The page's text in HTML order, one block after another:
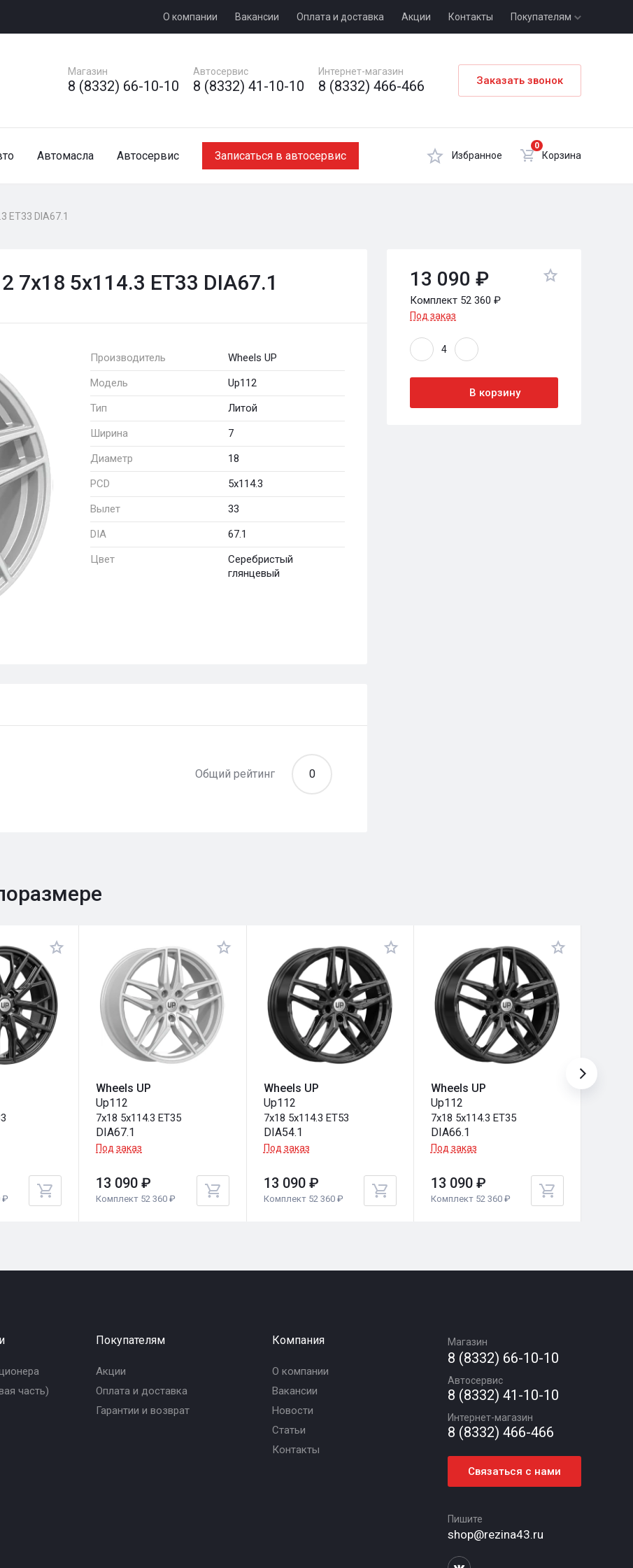
О компании Вакансии Оплата и доставка Акции Контакты Покупателям
Магазин
8 (8332) 66-10-10
Автосервис
8 (8332) 41-10-10
Интернет-магазин
8 (8332) 466-466 Заказать звонок
Автомасла Автосервис Записаться в автосервис Избранное
0
Корзина
ET33 DIA67.1
7x18 5x114.3 ET33 DIA67.1
Производитель
Wheels UP
Модель
Up112
Тип
Литой
Ширина
7
Диаметр
18
PCD
5x114.3
Вылет
33
DIA
67.1
Цвет
Серебристый
глянцевый
Общий рейтинг 0
13 090 ₽
Комплект 52 360 ₽
Под заказ
В корзину
₽
Wheels UP
Up112
7x18 5x114.3 ET35
DIA67.1
Под заказ
13 090 ₽
Комплект 52 360 ₽
Wheels UP
Up112
7x18 5x114.3 ET53
DIA54.1
Под заказ
13 090 ₽
Комплект 52 360 ₽
Wheels UP
Up112
7x18 5x114.3 ET35
DIA66.1
Под заказ
13 090 ₽
Комплект 52 360 ₽
часть)
Покупателям
Акции
Оплата и доставка
Гарантии и возврат
Компания
О компании
Вакансии
Новости
Статьи
Контакты
Магазин
8 (8332) 66-10-10
Автосервис
8 (8332) 41-10-10
Интернет-магазин
8 (8332) 466-466
Связаться с нами
Пишите
shop@rezina43.ru